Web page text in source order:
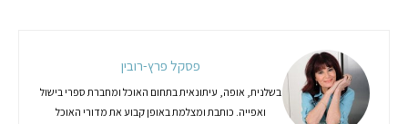
פסקל פרץ-רובין
בשלנית, אופה, עיתונאית בתחום האוכל ומחברת ספרי בישול
ואפייה. כותבת ומצלמת באופן קבוע את מדורי האוכל